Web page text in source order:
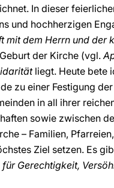
In dieser
und hochherzigen
mit dem Herrn und der
der Kirche (vgl.
liegt. Heute bete
zu einer Festigung
in all ihrer
sowie zwischen
– Familien,
Ziel setzen. Es
für Gerechtigkeit,